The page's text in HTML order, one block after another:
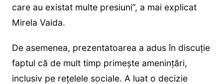
care au existat multe presiuni”, a mai explicat
Mirela Vaida.
De asemenea, prezentatoarea a adus în discuție
faptul că de mult timp primește amenințări,
inclusiv pe rețelele sociale. A luat o decizie